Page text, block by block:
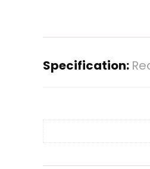
Specification: